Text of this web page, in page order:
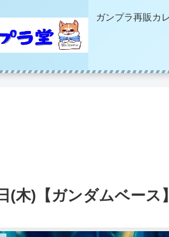
ガンプラ再販カ
(木)【ガンダムベース